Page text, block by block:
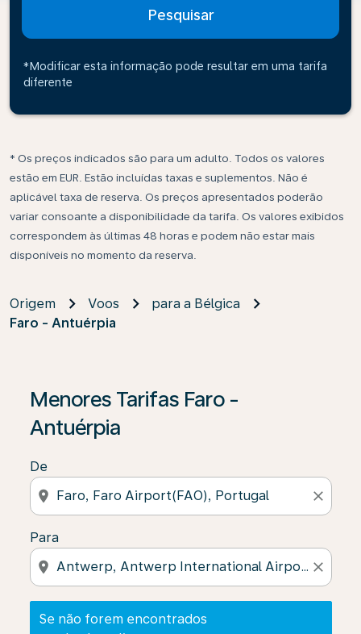
Pesquisar
*Modificar esta informação pode resultar em uma tarifa
diferente
* Os preços indicados são para um adulto. Todos os valores
estão em EUR. Estão incluídas taxas e suplementos. Não é
aplicável taxa de reserva. Os preços apresentados poderão
variar consoante a disponibilidade da tarifa. Os valores exibidos
correspondem às últimas 48 horas e podem não estar mais
disponíveis no momento da reserva.
Origem Voos
para a Bélgica
Faro - Antuérpia
Menores Tarifas Faro -
Antuérpia
De
location_on close
Para
location_on close
Se não forem encontrados
Se não forem encontrados resultados, clique em